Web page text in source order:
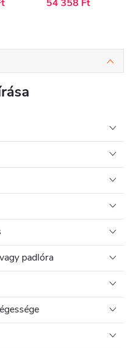
54 358 Ft
padlóra